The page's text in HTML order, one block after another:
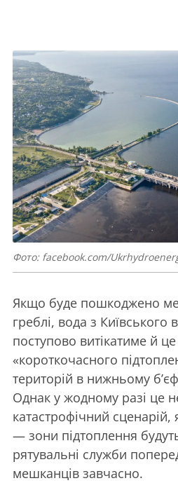
Фото: facebook.com/
Якщо буде пошкоджено
греблі, вода з Київського
поступово витікатиме й
«короткочасного
територій в нижньому
Однак у жодному разі це
катастрофічний
— зони підтоплення
рятувальні служби
мешканців завчасно.